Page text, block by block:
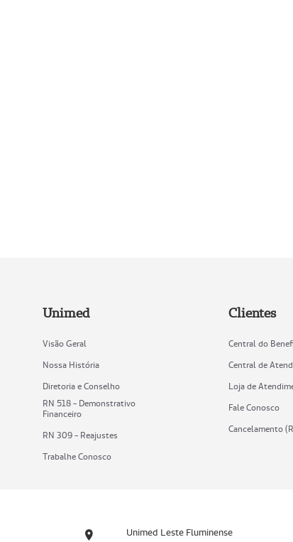
Unimed
Visão Geral
Nossa História
Diretoria e Conselho
RN 518 - Demonstrativo
Financeiro
RN 309 - Reajustes
Trabalhe Conosco
Clientes
Central do
Central de
Loja de
Fale Conosco
Cancelamento
Unimed Leste Fluminense